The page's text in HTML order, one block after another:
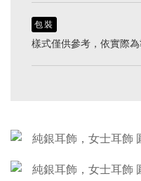
包裝
樣式僅供參考，依實際